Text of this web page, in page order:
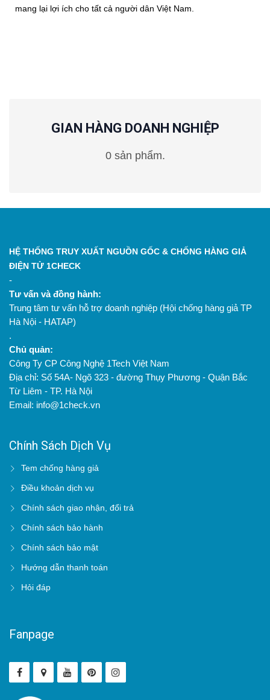
mang lại lợi ích cho tất cả người dân Việt Nam.
GIAN HÀNG DOANH NGHIỆP
0 sản phẩm.
HỆ THỐNG TRUY XUẤT NGUỒN GỐC & CHỐNG HÀNG GIẢ
ĐIỆN TỬ 1CHECK
-
Tư vấn và đồng hành:
Trung tâm tư vấn hỗ trợ doanh nghiệp (Hội chống hàng giả TP
Hà Nội - HATAP)
.
Chủ quản:
Công Ty CP Công Nghệ 1Tech Việt Nam
Địa chỉ: Số 54A- Ngõ 323 - đường Thụy Phương - Quận Bắc
Từ Liêm - TP. Hà Nội
Email: info@1check.vn
Chính Sách Dịch Vụ
Tem chống hàng giả
Điều khoản dịch vụ
Chính sách giao nhận, đổi trả
Chính sách bảo hành
Chính sách bảo mật
Hướng dẫn thanh toán
Hỏi đáp
Fanpage